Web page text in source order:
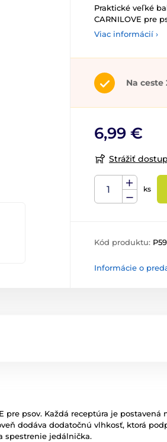
Praktické veľké
CARNILOVE pre
Viac informácií ›
Na ceste
6,99 €
Strážiť
ks
Kód produktu:
Informácie o
pre psov. Každá receptúra je
dodáva dodatočnú vlhkosť, ktorá
spestrenie jedálnička.